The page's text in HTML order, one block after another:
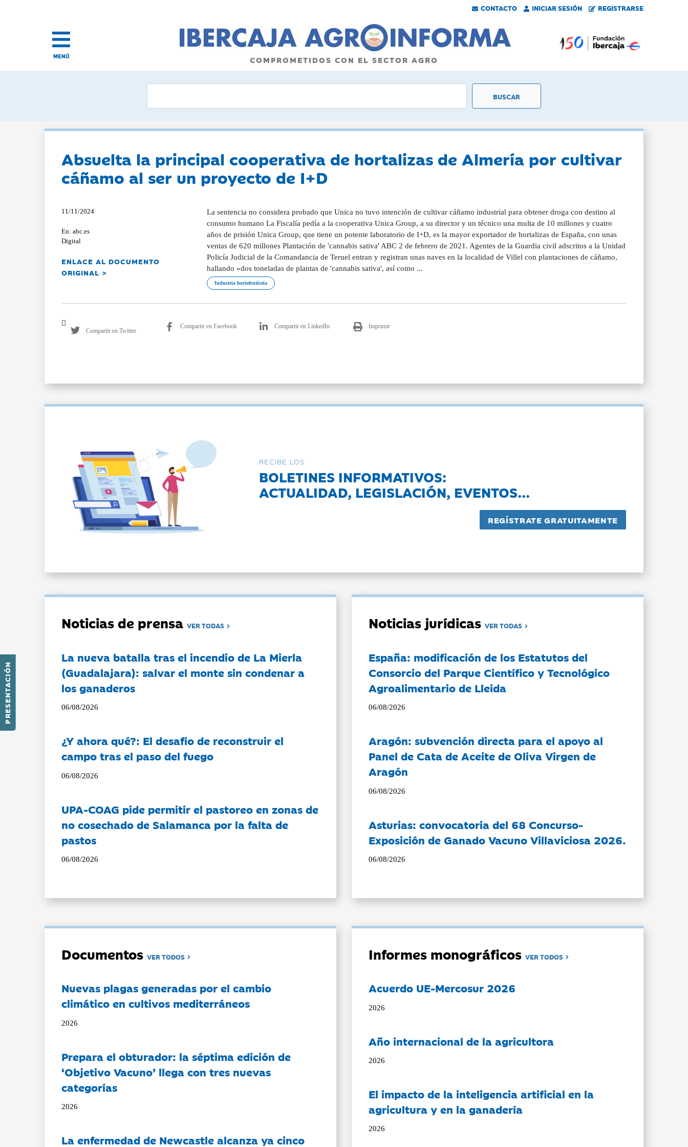
CONTACTO INICIAR SESIÓN REGISTRARSE
PRESENTACIÓN
MENÚ COMPROMETIDOS CON EL SECTOR AGRO
Absuelta la principal cooperativa de hortalizas de Almería por cultivar
cáñamo al ser un proyecto de I+D
11/11/2024
En: abc.es
Digital
ENLACE AL DOCUMENTO
ORIGINAL >
La sentencia no considera probado que Unica no tuvo intención de cultivar cáñamo industrial para obtener droga con destino al
consumo humano La Fiscalía pedía a la cooperativa Unica Group, a su director y un técnico una multa de 10 millones y cuatro
años de prisión Unica Group, que tiene un potente laboratorio de I+D, es la mayor exportador de hortalizas de España, con unas
ventas de 620 millones Plantación de 'cannabis sativa' ABC 2 de febrero de 2021. Agentes de la Guardia civil adscritos a la Unidad
Policía Judicial de la Comandancia de Teruel entran y registran unas naves en la localidad de Villel con plantaciones de cáñamo,
hallando «dos toneladas de plantas de 'cannabis sativa', así como ...
Industria hortofrutícola
Compartir en Twitter
Compartir en Facebook Compartir en LinkedIn Imprimir
RECIBE LOS
BOLETINES INFORMATIVOS:
ACTUALIDAD, LEGISLACIÓN, EVENTOS...
Noticias de prensaVER TODAS
La nueva batalla tras el incendio de La Mierla
(Guadalajara): salvar el monte sin condenar a
los ganaderos
06/08/2026
¿Y ahora qué?: El desafío de reconstruir el
campo tras el paso del fuego
06/08/2026
UPA-COAG pide permitir el pastoreo en zonas de
no cosechado de Salamanca por la falta de
pastos
06/08/2026
Noticias jurídicasVER TODAS
España: modificación de los Estatutos del
Consorcio del Parque Científico y Tecnológico
Agroalimentario de Lleida
06/08/2026
Aragón: subvención directa para el apoyo al
Panel de Cata de Aceite de Oliva Virgen de
Aragón
06/08/2026
Asturias: convocatoria del 68 Concurso-
Exposición de Ganado Vacuno Villaviciosa 2026.
06/08/2026
DocumentosVER TODOS
Nuevas plagas generadas por el cambio
climático en cultivos mediterráneos
2026
Prepara el obturador: la séptima edición de
‘Objetivo Vacuno’ llega con tres nuevas
categorías
2026
La enfermedad de Newcastle alcanza ya cinco
Informes monográficosVER TODOS
Acuerdo UE-Mercosur 2026
2026
Año internacional de la agricultora
2026
El impacto de la inteligencia artificial en la
agricultura y en la ganadería
2026